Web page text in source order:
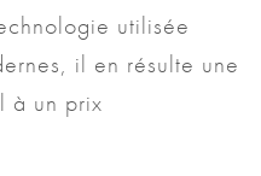
utilisée
il en résulte une
à un prix